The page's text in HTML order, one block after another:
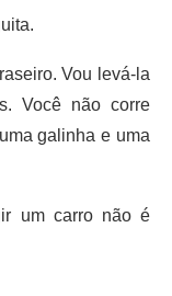
Vou levá-la
Você não corre
galinha e uma
um carro não é